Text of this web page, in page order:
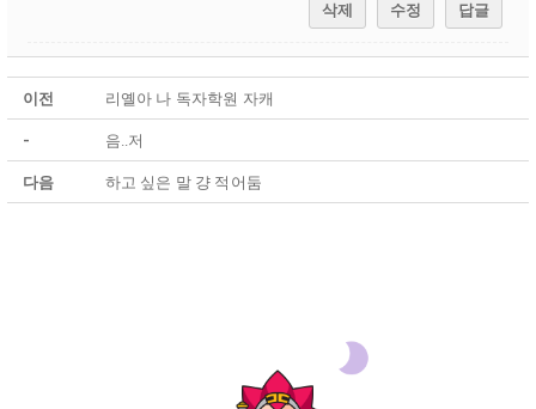
삭제 수정 답글
이전 리옐아 나 독자학원 자캐
- 음..저
다음 하고 싶은 말 걍 적어둠